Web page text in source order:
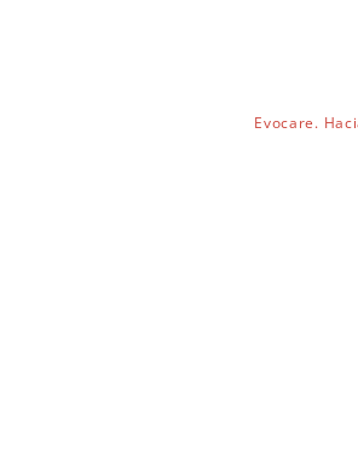
Evocare.